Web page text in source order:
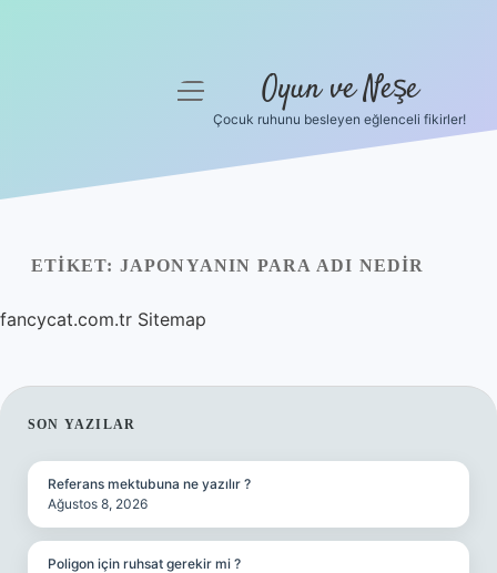
Yasal Uyarı
Hakkımızda
menüyü
Oyun ve Neşe
Çocuk ruhunu besleyen eğlenceli fikirler!
ETIKET: JAPONYANIN PARA ADI NEDIR
fancycat.com.tr Sitemap
SIDEBAR
SON YAZILAR
Referans mektubuna ne yazılır ?
Ağustos 8, 2026
Poligon için ruhsat gerekir mi ?